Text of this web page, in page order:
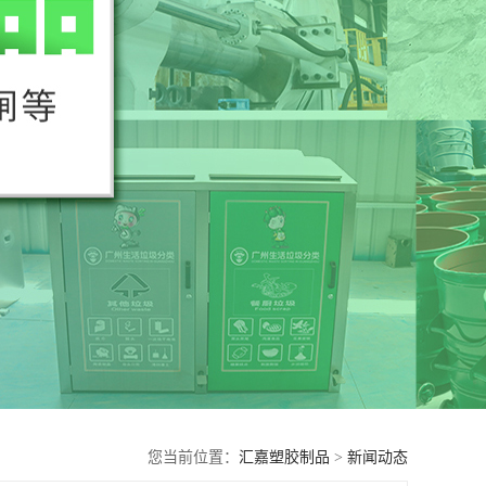
您当前位置： 汇嘉塑胶制品 > 新闻动态